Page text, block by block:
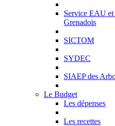
Service EAU et
Grenadois
SICTOM
SYDEC
SIAEP des
Le Budget
Les dépenses
Les recettes